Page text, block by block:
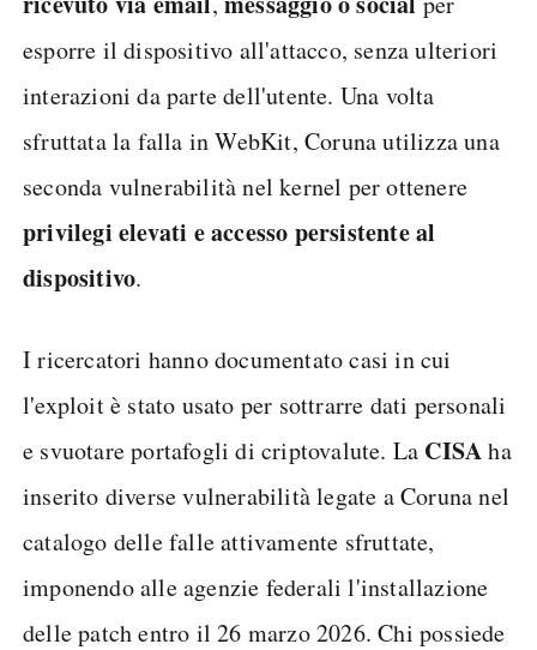
esporre il dispositivo all'attacco, senza ulteriori
interazioni da parte dell'utente. Una volta
sfruttata la falla in WebKit, Coruna utilizza una
seconda vulnerabilità nel kernel per ottenere
privilegi elevati e accesso persistente al
dispositivo.
I ricercatori hanno documentato casi in cui
l'exploit è stato usato per sottrarre dati personali
e svuotare portafogli di criptovalute. La CISAha
inserito diverse vulnerabilità legate a Coruna nel
catalogo delle falle attivamente sfruttate,
imponendo alle agenzie federali l'installazione
delle patch entro il 26 marzo 2026. Chi possiede